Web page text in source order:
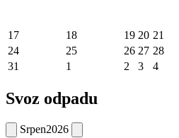
17
18 19 20 21
24
25 26 27 28
31
1 2 3 4
Svoz odpadu
Srpen2026